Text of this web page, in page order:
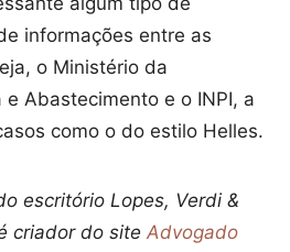
informações entre as
o Ministério da
Abastecimento e o INPI, a
como o do estilo Helles.
escritório Lopes, Verdi &
criador do site Advogado